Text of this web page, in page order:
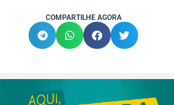
COMPARTILHE AGORA